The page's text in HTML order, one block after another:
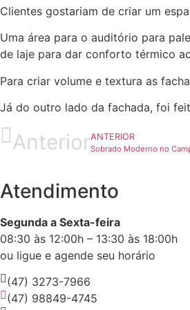
Clientes gostariam de criar um
Uma área para o auditório para
de laje para dar conforto térmico
Para criar volume e textura as
Já do outro lado da fachada, foi
AnteriorANTERIOR
Sobrado Moderno no
Atendimento
Segunda a Sexta-feira
08:30 às 12:00h – 13:30 às 18:00h
ou ligue e agende seu horário
(47) 3273-7966
(47) 98849-4745